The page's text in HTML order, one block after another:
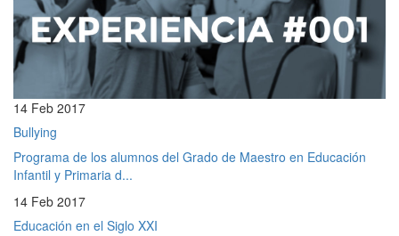
14 Feb 2017
Bullying
Programa de los alumnos del Grado de Maestro en Educación
Infantil y Primaria d...
14 Feb 2017
Educación en el Siglo XXI